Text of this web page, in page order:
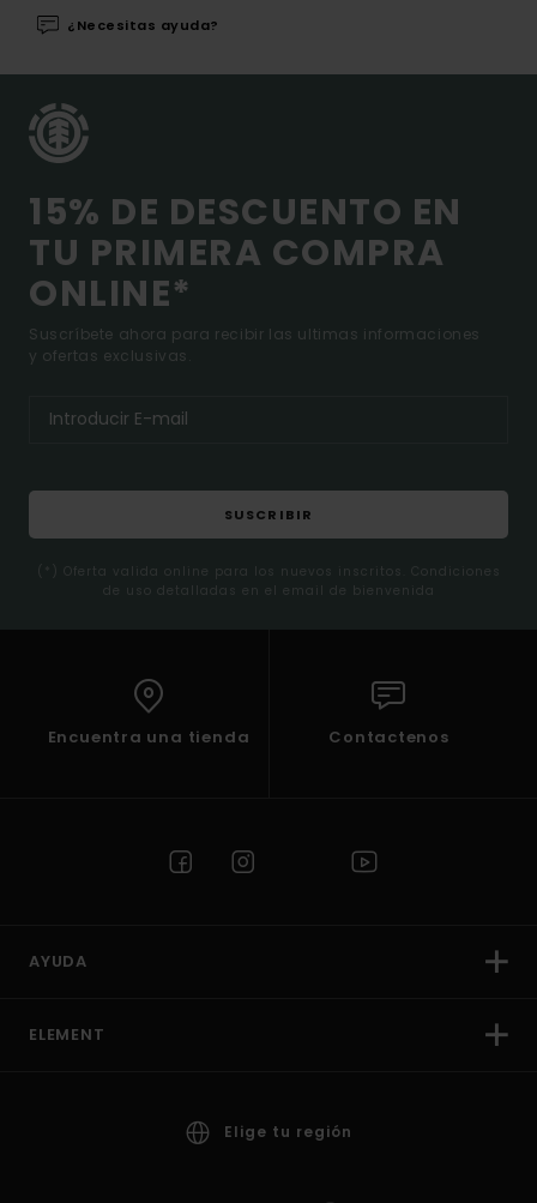
¿Necesitas ayuda?
15% DE DESCUENTO EN
TU PRIMERA COMPRA
ONLINE*
Suscríbete ahora para recibir las ultimas informaciones
y ofertas exclusivas.
SUSCRIBIR
(*) Oferta valida online para los nuevos inscritos. Condiciones
de uso detalladas en el email de bienvenida
Encuentra una tienda Contactenos
AYUDA
ELEMENT
Elige tu región